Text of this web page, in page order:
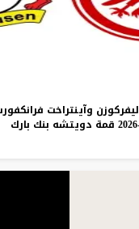
ليفركوزن وآينتراخت
قمة دويتشه بنك بارك